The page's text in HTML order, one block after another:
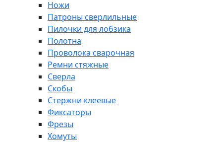
Ножи
Патроны сверлильные
Пилочки для лобзика
Полотна
Проволока сварочная
Ремни стяжные
Сверла
Скобы
Стержни клеевые
Фиксаторы
Фрезы
Хомуты